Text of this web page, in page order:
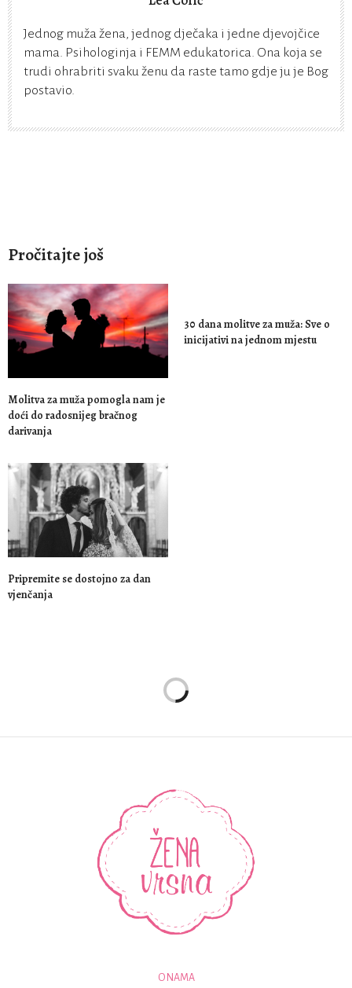
Jednog muža žena, jednog dječaka i jedne djevojčice
mama. Psihologinja i FEMM edukatorica. Ona koja se
trudi ohrabriti svaku ženu da raste tamo gdje ju je Bog
postavio.
Pročitajte još
Molitva za muža pomogla nam je
doći do radosnijeg bračnog
darivanja
30 dana molitve za muža: Sve o
inicijativi na jednom mjestu
Pripremite se dostojno za dan
vjenčanja
O NAMA